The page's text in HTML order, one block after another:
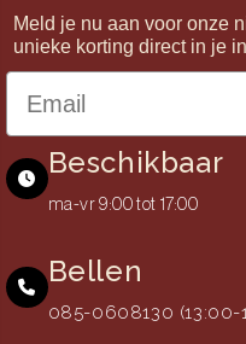
Meld je nu aan voor onze
unieke korting direct in je
Beschikbaar
ma-vr 9:00 tot 17:00
Bellen
085-0608130 (13:00-